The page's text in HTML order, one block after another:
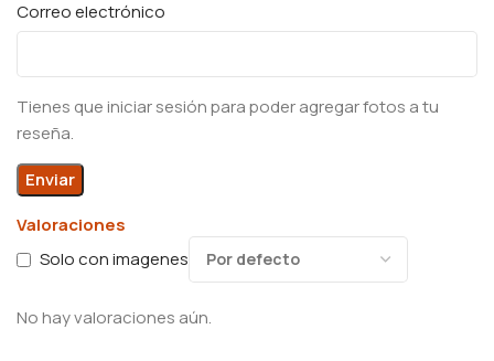
Valoraciones
Solo con imagenes
No hay valoraciones aún.
Correo electrónico
Tienes que iniciar sesión para poder agregar fotos a tu
reseña.